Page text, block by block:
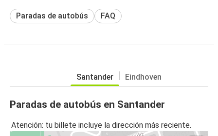
Paradas de autobús FAQ
Santander Eindhoven
Paradas de autobús en Santander
Atención: tu billete incluye la dirección más reciente.